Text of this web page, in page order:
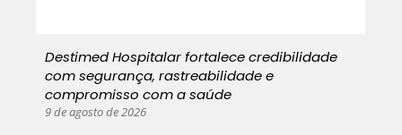
Destimed Hospitalar fortalece credibilidade
com segurança, rastreabilidade e
compromisso com a saúde
9 de agosto de 2026